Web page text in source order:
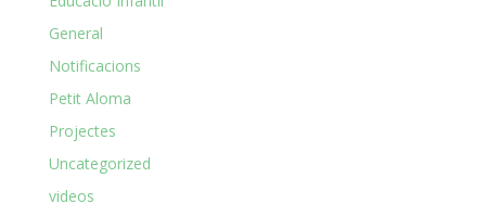
General
Notificacions
Petit Aloma
Projectes
Uncategorized
videos